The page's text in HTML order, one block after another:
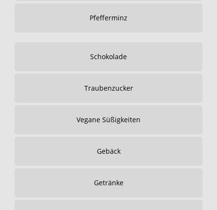
Pfefferminz
Schokolade
Traubenzucker
Vegane Süßigkeiten
Gebäck
Getränke